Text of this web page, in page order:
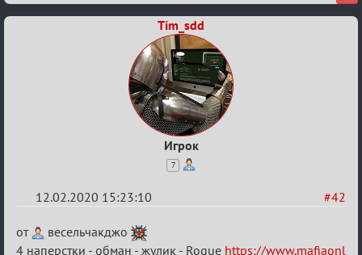
Tim_sdd
Игрок
7
#42
12.02.2020 15:23:10
Re:
от
весельчакджо
4 наперстки - обман - жулик - Rogue https://www.mafiaonl